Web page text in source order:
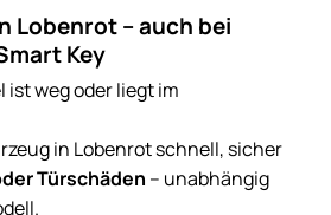
Lobenrot – auch bei
Key
ist weg oder liegt im
in Lobenrot schnell, sicher
Türschäden – unabhängig